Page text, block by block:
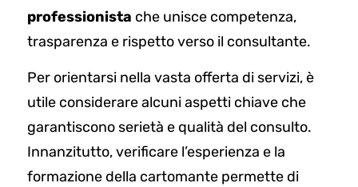
professionista che unisce competenza,
trasparenza e rispetto verso il consultante.
Per orientarsi nella vasta offerta di servizi, è
utile considerare alcuni aspetti chiave che
garantiscono serietà e qualità del consulto.
Innanzitutto, verificare l’esperienza e la
formazione della cartomante permette di